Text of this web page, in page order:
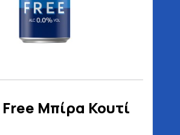
Μπίρα Κουτί